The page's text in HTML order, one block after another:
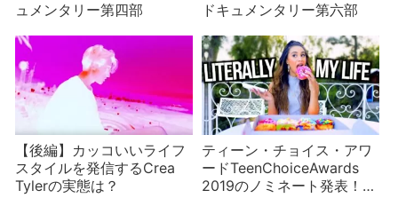
ュメンタリー第四部
ドキュメンタリー第六部
【後編】カッコいいライフ
スタイルを発信するCrea
Tylerの実態は？
ティーン・チョイス・アワ
ードTeenChoiceAwards
2019のノミネート発表！